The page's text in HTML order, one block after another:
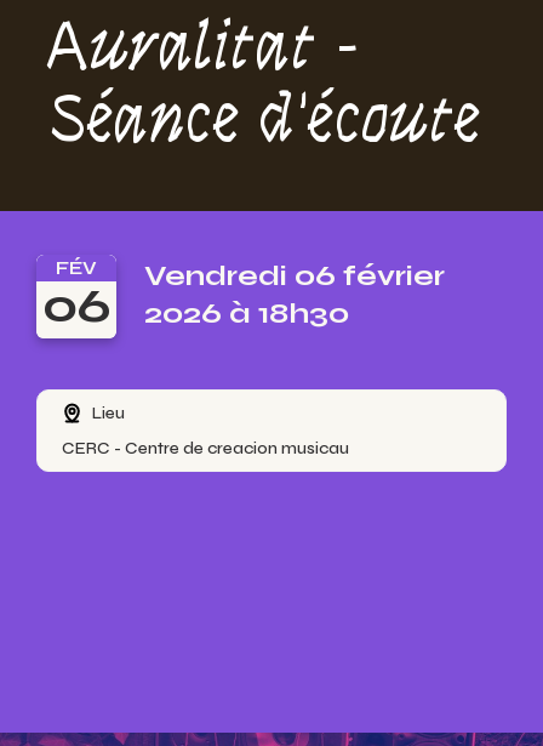
Auralitat -
Séance d'écoute
FÉV
06
Vendredi 06 février
2026 à 18h30
Lieu
CERC - Centre de creacion musicau